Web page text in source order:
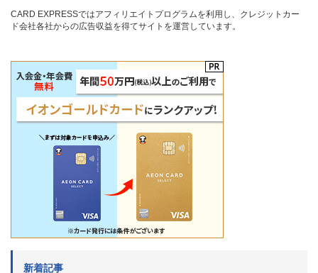
CARD EXPRESSではアフィリエイトプログラムを利用し、クレジットカー
ド会社各社からの広告収益を得てサイトを運営しています。
新着記事